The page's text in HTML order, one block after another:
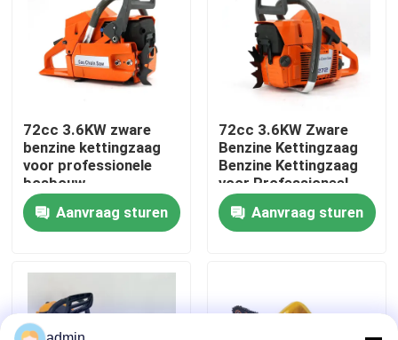
fabrieksdisplay
Vraag een offerte
Benzinekettingzaag
Handbediend Mini Chainsaw
elektrische kettingzaag
72cc 3.6KW zware
benzine kettingzaag
voor professionele
bosbouw
Aanvraag sturen
72cc 3.6KW Zware
Benzine Kettingzaag
Benzine Kettingzaag
voor Professioneel
Bosbouwwerk
Aanvraag sturen